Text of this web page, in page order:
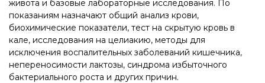
живота и базовые лабораторные исследования. По
показаниям назначают общий анализ крови,
биохимические показатели, тест на скрытую кровь в
кале, исследования на целиакию, методы для
исключения воспалительных заболеваний кишечника,
непереносимости лактозы, синдрома избыточного
бактериального роста и других причин.